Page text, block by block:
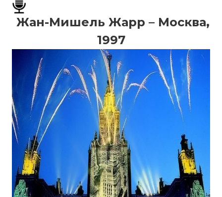
Жан-Мишель Жарр – Москва,
1997